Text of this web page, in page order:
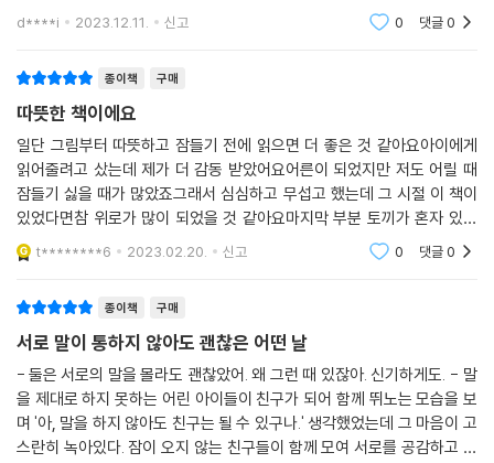
책장을 열면 별이 쏟아질듯한 그림들이 성인인 제가 봐도
d****i 2023.12.11. 신고 0 댓글0
종이책 구매
따뜻한 책이에요
일단 그림부터 따뜻하고 잠들기 전에 읽으면 더 좋은 것 같아요아이에게
읽어줄려고 샀는데 제가 더 감동 받았어요어른이 되었지만 저도 어릴 때
잠들기 싫을 때가 많았죠그래서 심심하고 무섭고 했는데 그 시절 이 책이
있었다면참 위로가 많이 되었을 것 같아요마지막 부분 토끼가 혼자 있게
되서 외루울까봐 별자리 만들어주는거 너무 좋았어요^^ 작가님 책 많이
많이 내주셨으면 좋겠
t********6 2023.02.20. 신고 0 댓글0
종이책 구매
서로 말이 통하지 않아도 괜찮은 어떤 날
- 둘은 서로의 말을 몰라도 괜찮았어. 왜 그런 때 있잖아. 신기하게도. - 말
을 제대로 하지 못하는 어린 아이들이 친구가 되어 함께 뛰노는 모습을 보
며 '아, 말을 하지 않아도 친구는 될 수 있구나.' 생각했었는데 그 마음이 고
스란히 녹아있다. 잠이 오지 않는 친구들이 함께 모여 서로를 공감하고 위